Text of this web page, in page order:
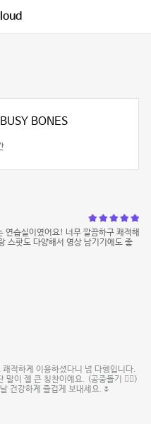
BONES
연습실이였어요! 너무 깔끔하구 쾌적해
스팟도 다양해서 영상 남기기에도 좋
적하게 이용하셨다니 넘 다행입니다.
말이 젤 큰 칭찬이에요. (공중돌기 🤸‍♀️)
건강하게 즐겁게 보내세요.🌷